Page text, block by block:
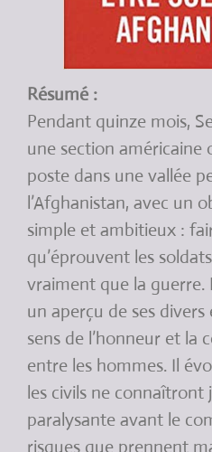
Résumé :
Pendant quinze mois,
une section américaine
poste dans une vallée
l’Afghanistan, avec un
simple et ambitieux :
qu’éprouvent les
vraiment que la guerre.
un aperçu de ses
sens de l’honneur et la
entre les hommes. Il
les civils ne connaîtront
paralysante avant le
risques que prennent